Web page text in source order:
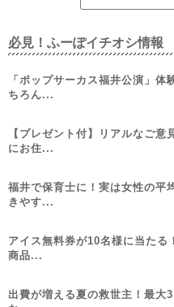
必見！ふーぽイチオシ情報
「ポップサーカス福井公演」体
ちろん...
【プレゼント付】リアルなご意
にお住...
福井で保育士に！実は女性の平
きやす...
アイス無料券が10名様に当たる
商品...
出費が増える夏の救世主！最大